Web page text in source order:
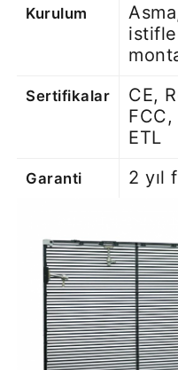
Kurulum
Sertifikalar
CE,
FCC,
ETL
Garanti 2 yıl